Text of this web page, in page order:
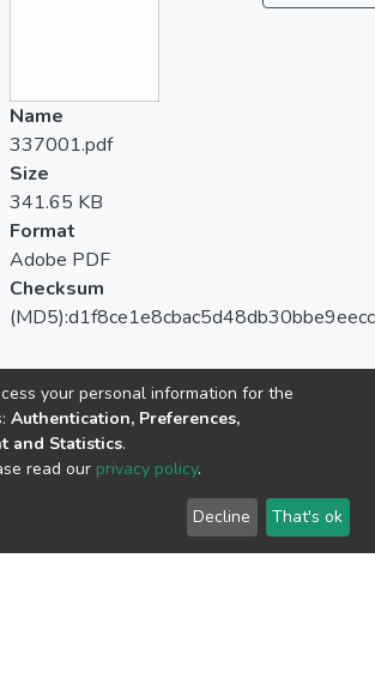
Name
337001.pdf
Size
341.65 KB
Format
Adobe PDF
Checksum
your personal information for the
Authentication, Preferences,
and Statistics.
read our privacy policy.
Decline That's ok